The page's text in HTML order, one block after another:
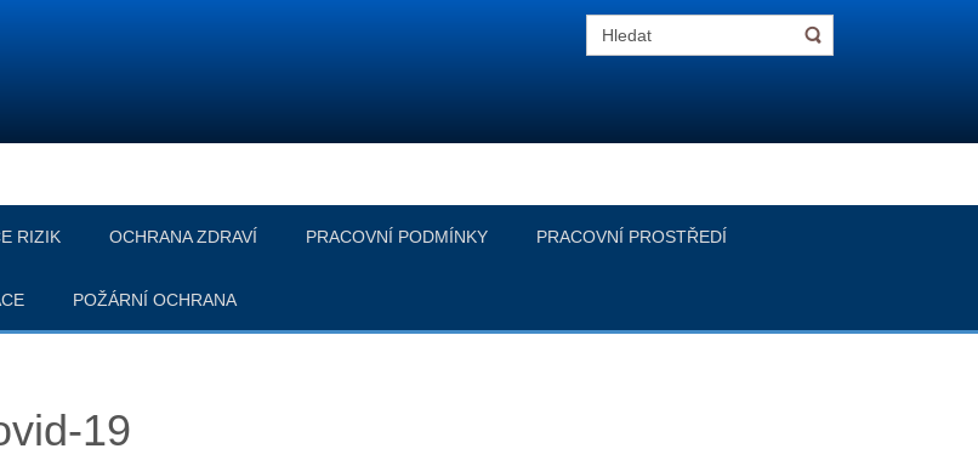
RIZIK OCHRANA ZDRAVÍ PRACOVNÍ PODMÍNKY PRACOVNÍ PROSTŘEDÍ
POŽÁRNÍ OCHRANA
19